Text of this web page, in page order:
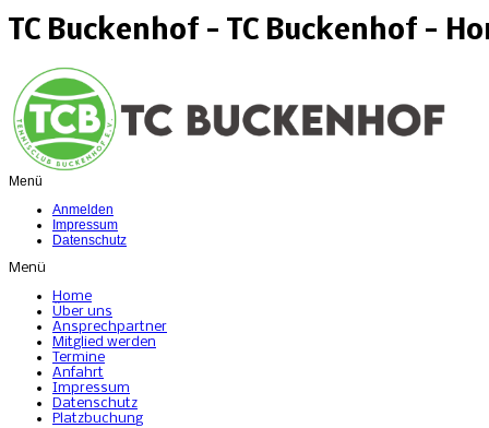
TC Buckenhof - TC Buckenhof -
Menü
Anmelden
Impressum
Datenschutz
Menü
Home
Über uns
Ansprechpartner
Mitglied werden
Termine
Anfahrt
Impressum
Datenschutz
Platzbuchung